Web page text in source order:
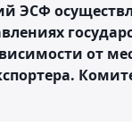
ЭСФ
от